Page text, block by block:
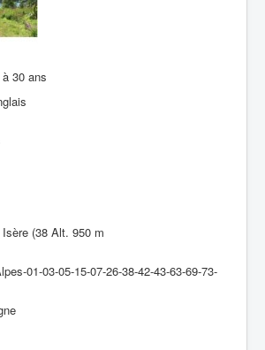
30 ans
(38 Alt. 950 m
01-03-05-15-07-26-38-42-43-63-69-73-